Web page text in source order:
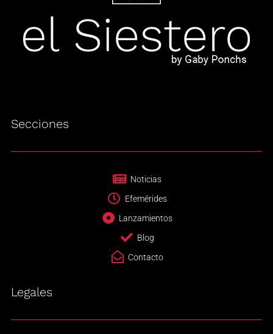
Secciones
Noticias
Efemérides
Lanzamientos
Blog
Contacto
Legales